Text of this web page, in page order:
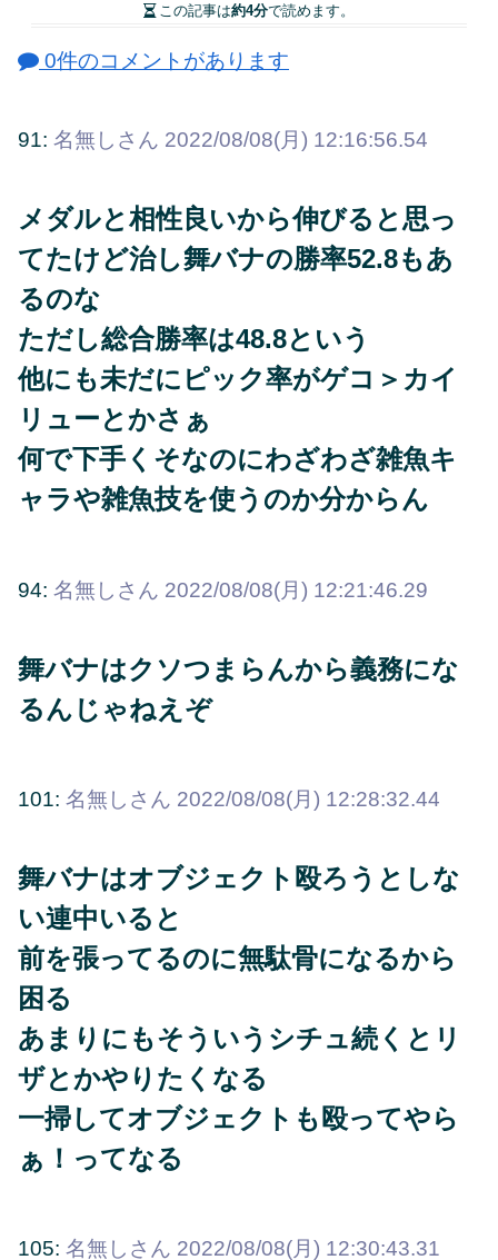
この記事は約4分で読めます。
0件のコメントがあります
91: 名無しさん 2022/08/08(月) 12:16:56.54
メダルと相性良いから伸びると思っ
てたけど治し舞バナの勝率52.8もあ
るのな
ただし総合勝率は48.8という
他にも未だにピック率がゲコ＞カイ
リューとかさぁ
何で下手くそなのにわざわざ雑魚キ
ャラや雑魚技を使うのか分からん
94: 名無しさん 2022/08/08(月) 12:21:46.29
舞バナはクソつまらんから義務にな
るんじゃねえぞ
101: 名無しさん 2022/08/08(月) 12:28:32.44
舞バナはオブジェクト殴ろうとしな
い連中いると
前を張ってるのに無駄骨になるから
困る
あまりにもそういうシチュ続くとリ
ザとかやりたくなる
一掃してオブジェクトも殴ってやら
ぁ！ってなる
105: 名無しさん 2022/08/08(月) 12:30:43.31